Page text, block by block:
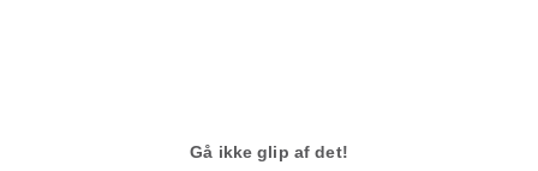
Gå ikke glip af det!